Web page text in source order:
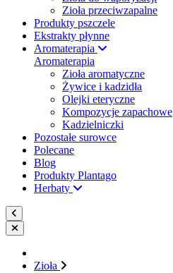
Zioła przeciwzapalne
Produkty pszczele
Ekstrakty płynne
Aromaterapia
Aromaterapia
Zioła aromatyczne
Żywice i kadzidła
Olejki eteryczne
Kompozycje zapachowe
Kadzielniczki
Pozostałe surowce
Polecane
Blog
Produkty Plantago
Herbaty
Zioła